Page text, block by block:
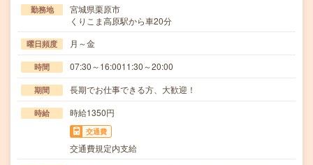
勤務地
宮城県栗原市
くりこま高原駅から車20分
曜日頻度 月～金
時間 07:30～16:0011:30～20:00
期間 長期でお仕事できる方、大歓迎！
時給 時給1350円
交通費
交通費規定内支給